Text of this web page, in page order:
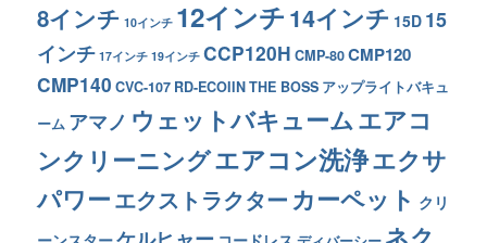
8インチ 10インチ 12インチ14インチ 15D 15
インチ 17インチ 19インチ CCP120H CMP-80CMP120
CMP140 CVC-107 RD-ECOIINTHE BOSS アップライトバキュ
ーム アマノ ウェットバキュームエアコ
ンクリーニングエアコン洗浄エクサ
パワーエクストラクター カーペット クリ